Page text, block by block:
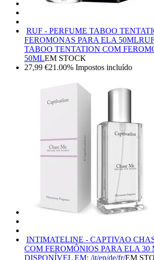
RUF - PERFUME TABOO
FEROMONAS PARA ELA 50ML
TABOO TENTATION COM
50MLEM STOCK
27,99 €21.00% Impostos incluído
INTIMATELINE - CAPTIVAO
COM FEROMÔNIOS PARA ELA 30
DISPONÍVEL EM: /it/en/de/fr/EM